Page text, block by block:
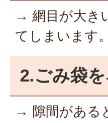
→ 網目が大き
てしまいます。
2.ごみ袋
→ 隙間がある